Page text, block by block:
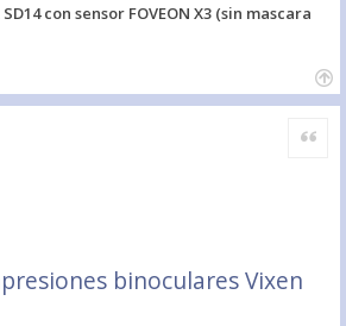
con sensor FOVEON X3 (sin mascara
binoculares Vixen
Citar